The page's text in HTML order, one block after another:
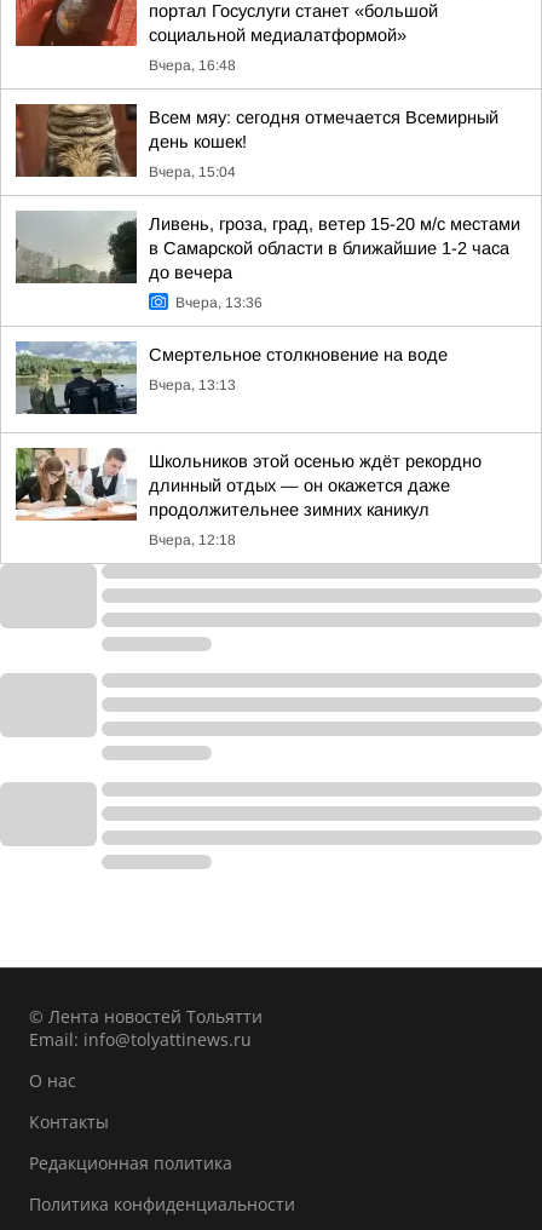
портал Госуслуги станет «большой
социальной медиалатформой»
Вчера, 16:48
Всем мяу: сегодня отмечается Всемирный
день кошек!
Вчера, 15:04
Ливень, гроза, град, ветер 15-20 м/с местами
в Самарской области в ближайшие 1-2 часа
до вечера
Вчера, 13:36
Смертельное столкновение на воде
Вчера, 13:13
Школьников этой осенью ждёт рекордно
длинный отдых — он окажется даже
продолжительнее зимних каникул
Вчера, 12:18
© Лента новостей Тольятти
Email: info@tolyattinews.ru
О нас
Контакты
Редакционная политика
Политика конфиденциальности